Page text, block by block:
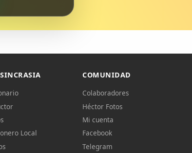
Local
COMUNIDAD
Colaboradores
Héctor Fotos
Mi cuenta
Facebook
Telegram